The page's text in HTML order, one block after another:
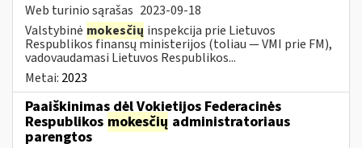
Web turinio sąrašas 2023-09-18
Valstybinė mokesčių inspekcija prie Lietuvos
Respublikos finansų ministerijos (toliau — VMI prie FM),
vadovaudamasi Lietuvos Respublikos...
Metai: 2023
Paaiškinimas dėl Vokietijos Federacinės
Respublikos mokesčių administratoriaus
parengtos